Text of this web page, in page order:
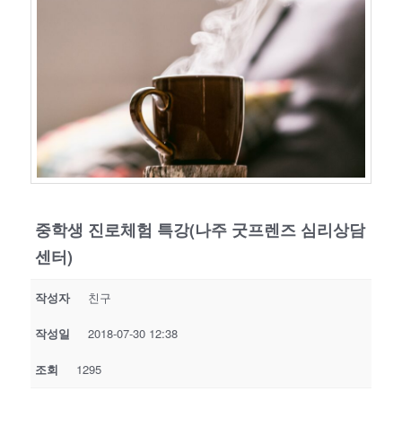
중학생 진로체험 특강(나주 굿프렌즈 심리상담
센터)
작성자 친구
작성일 2018-07-30 12:38
조회 1295